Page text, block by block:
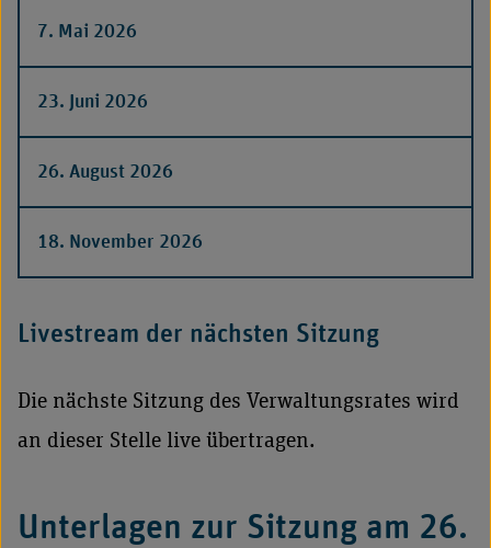
7. Mai 2026
23. Juni 2026
26. August 2026
18. November 2026
Livestream der nächsten Sitzung
Die nächste Sitzung des Verwaltungsrates wird
an dieser Stelle live übertragen.
Unterlagen zur Sitzung am 26.